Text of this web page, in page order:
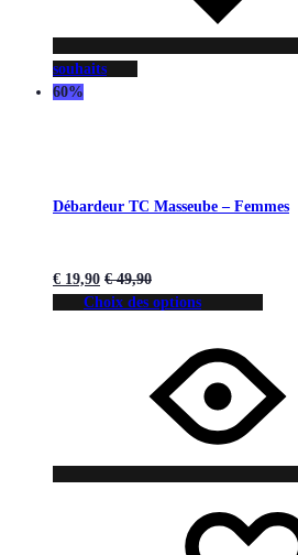
souhaits
60%
Débardeur TC Masseube – Femmes
€ 19,90 €49,90
Choix des options